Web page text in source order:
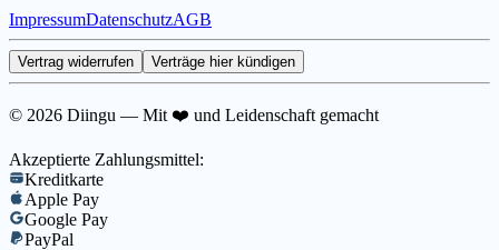
ImpressumDatenschutzAGB
Vertrag widerrufen Verträge hier kündigen
© 2026 Diingu — Mit ❤️ und Leidenschaft gemacht
Akzeptierte Zahlungsmittel:
Kreditkarte
Apple Pay
Google Pay
PayPal